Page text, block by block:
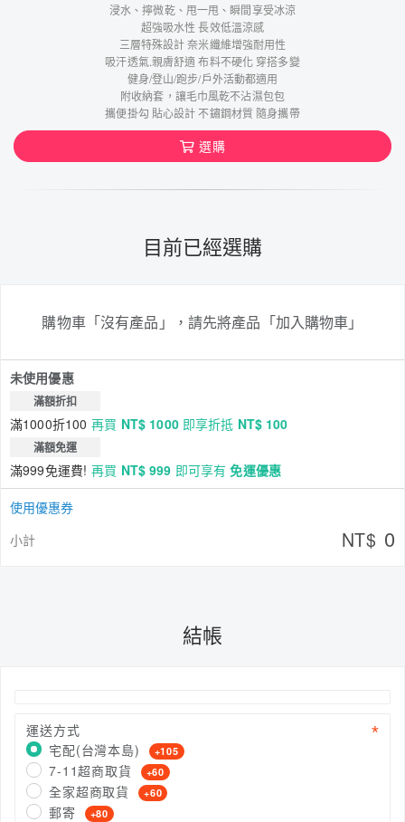
浸水、擰微乾、甩一甩、瞬間享受冰涼
超強吸水性 長效低溫涼感
三層特殊設計 奈米纖維增強耐用性
吸汗透氣.親膚舒適 布料不硬化 穿搭多變
健身/登山/跑步/戶外活動都適用
附收納套，讓毛巾風乾不沾濕包包
攜便掛勾 貼心設計 不鏽鋼材質 隨身攜帶
選購
目前已經選購
購物車「沒有產品」，請先將產品「加入購物車」
未使用優惠
滿額折扣
滿1000折100 再買 NT$ 1000即享折抵 NT$ 100
滿額免運
滿999免運費! 再買 NT$ 999 即可享有免運優惠
使用優惠券
小計
NT$ 0
結帳
運送方式
宅配(台灣本島)
+105
7-11超商取貨 +60
全家超商取貨 +60
郵寄 +80